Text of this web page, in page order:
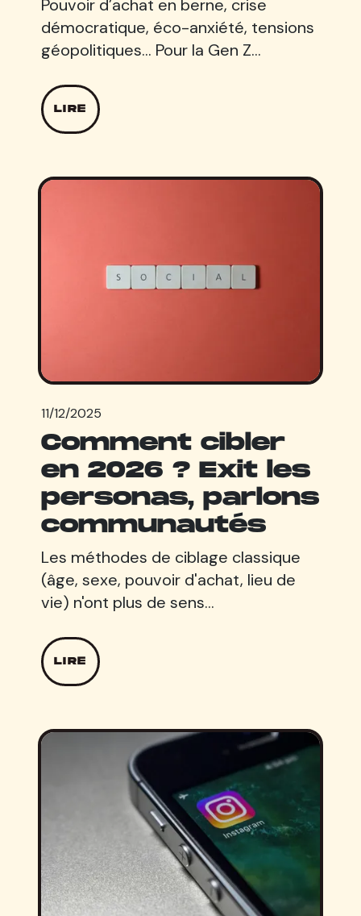
Pouvoir d’achat en berne, crise
démocratique, éco-anxiété, tensions
géopolitiques... Pour la Gen Z…
LIRE
11/12/2025
Comment cibler
en 2026 ? Exit les
personas, parlons
communautés
Les méthodes de ciblage classique
(âge, sexe, pouvoir d'achat, lieu de
vie) n'ont plus de sens…
LIRE